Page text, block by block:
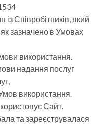
Співробітників, який
зазначено в Умовах
використання.
надання послуг
використання.
Сайт.
та зареєструвалася